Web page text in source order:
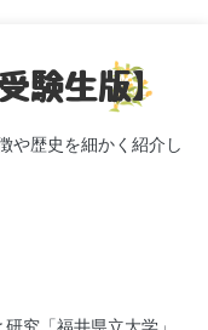
や歴史を細かく紹介し